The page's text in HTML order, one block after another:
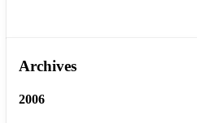
Archives
2006